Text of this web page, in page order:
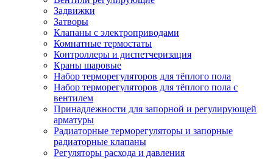
Задвижки
Затворы
Клапаны с электроприводами
Комнатные термостаты
Контроллеры и диспетчеризация
Краны шаровые
Набор терморегуляторов для тёплого пола
Набор терморегуляторов для тёплого пола с
вентилем
Принадлежности для запорной и регулирующей
арматуры
Радиаторные терморегуляторы и запорные
радиаторные клапаны
Регуляторы расхода и давления